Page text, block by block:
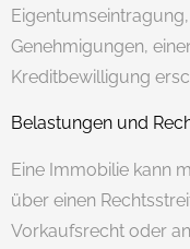
Genehmigungen,
Kreditbewilligung
Belastungen und
Eine Immobilie kann
über einen
Vorkaufsrecht oder